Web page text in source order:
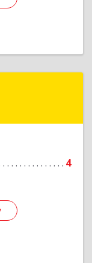
4
Подробнее